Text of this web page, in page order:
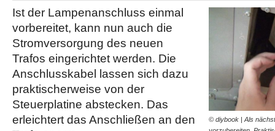
© diybook | Als
Ist der Lampenanschluss einmal
vorbereitet, kann nun auch die
Stromversorgung des neuen
Trafos eingerichtet werden. Die
Anschlusskabel lassen sich dazu
praktischerweise von der
Steuerplatine abstecken. Das
erleichtert das Anschließen an den